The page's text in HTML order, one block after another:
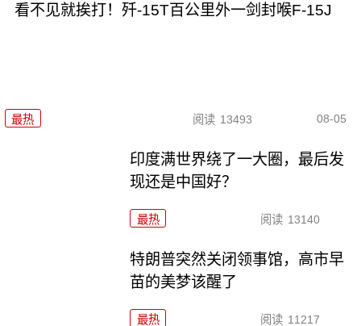
看不见就挨打！歼-15T百公里外一剑封喉F-15J
最热 阅读 13493 08-05
印度满世界绕了一大圈，最后发
现还是中国好？
最热 阅读 13140
特朗普突然关闭领事馆，高市早
苗的美梦该醒了
最热 阅读 11217